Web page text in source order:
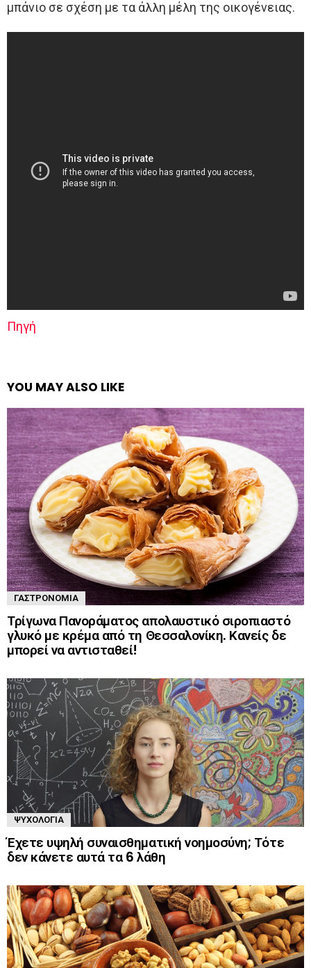
μπάνιο σε σχέση με τα άλλη μέλη της οικογένειας.
Πηγή
YOU MAY ALSO LIKE
ΓΑΣΤΡΟΝΟΜΊΑ
Τρίγωνα Πανοράματος απολαυστικό σιροπιαστό
γλυκό με κρέμα από τη Θεσσαλονίκη. Κανείς δε
μπορεί να αντισταθεί!
ΨΥΧΟΛΟΓΊΑ
Έχετε υψηλή συναισθηματική νοημοσύνη; Τότε
δεν κάνετε αυτά τα 6 λάθη